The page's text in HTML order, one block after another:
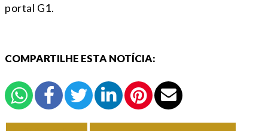
portal G1.
COMPARTILHE ESTA NOTÍCIA: